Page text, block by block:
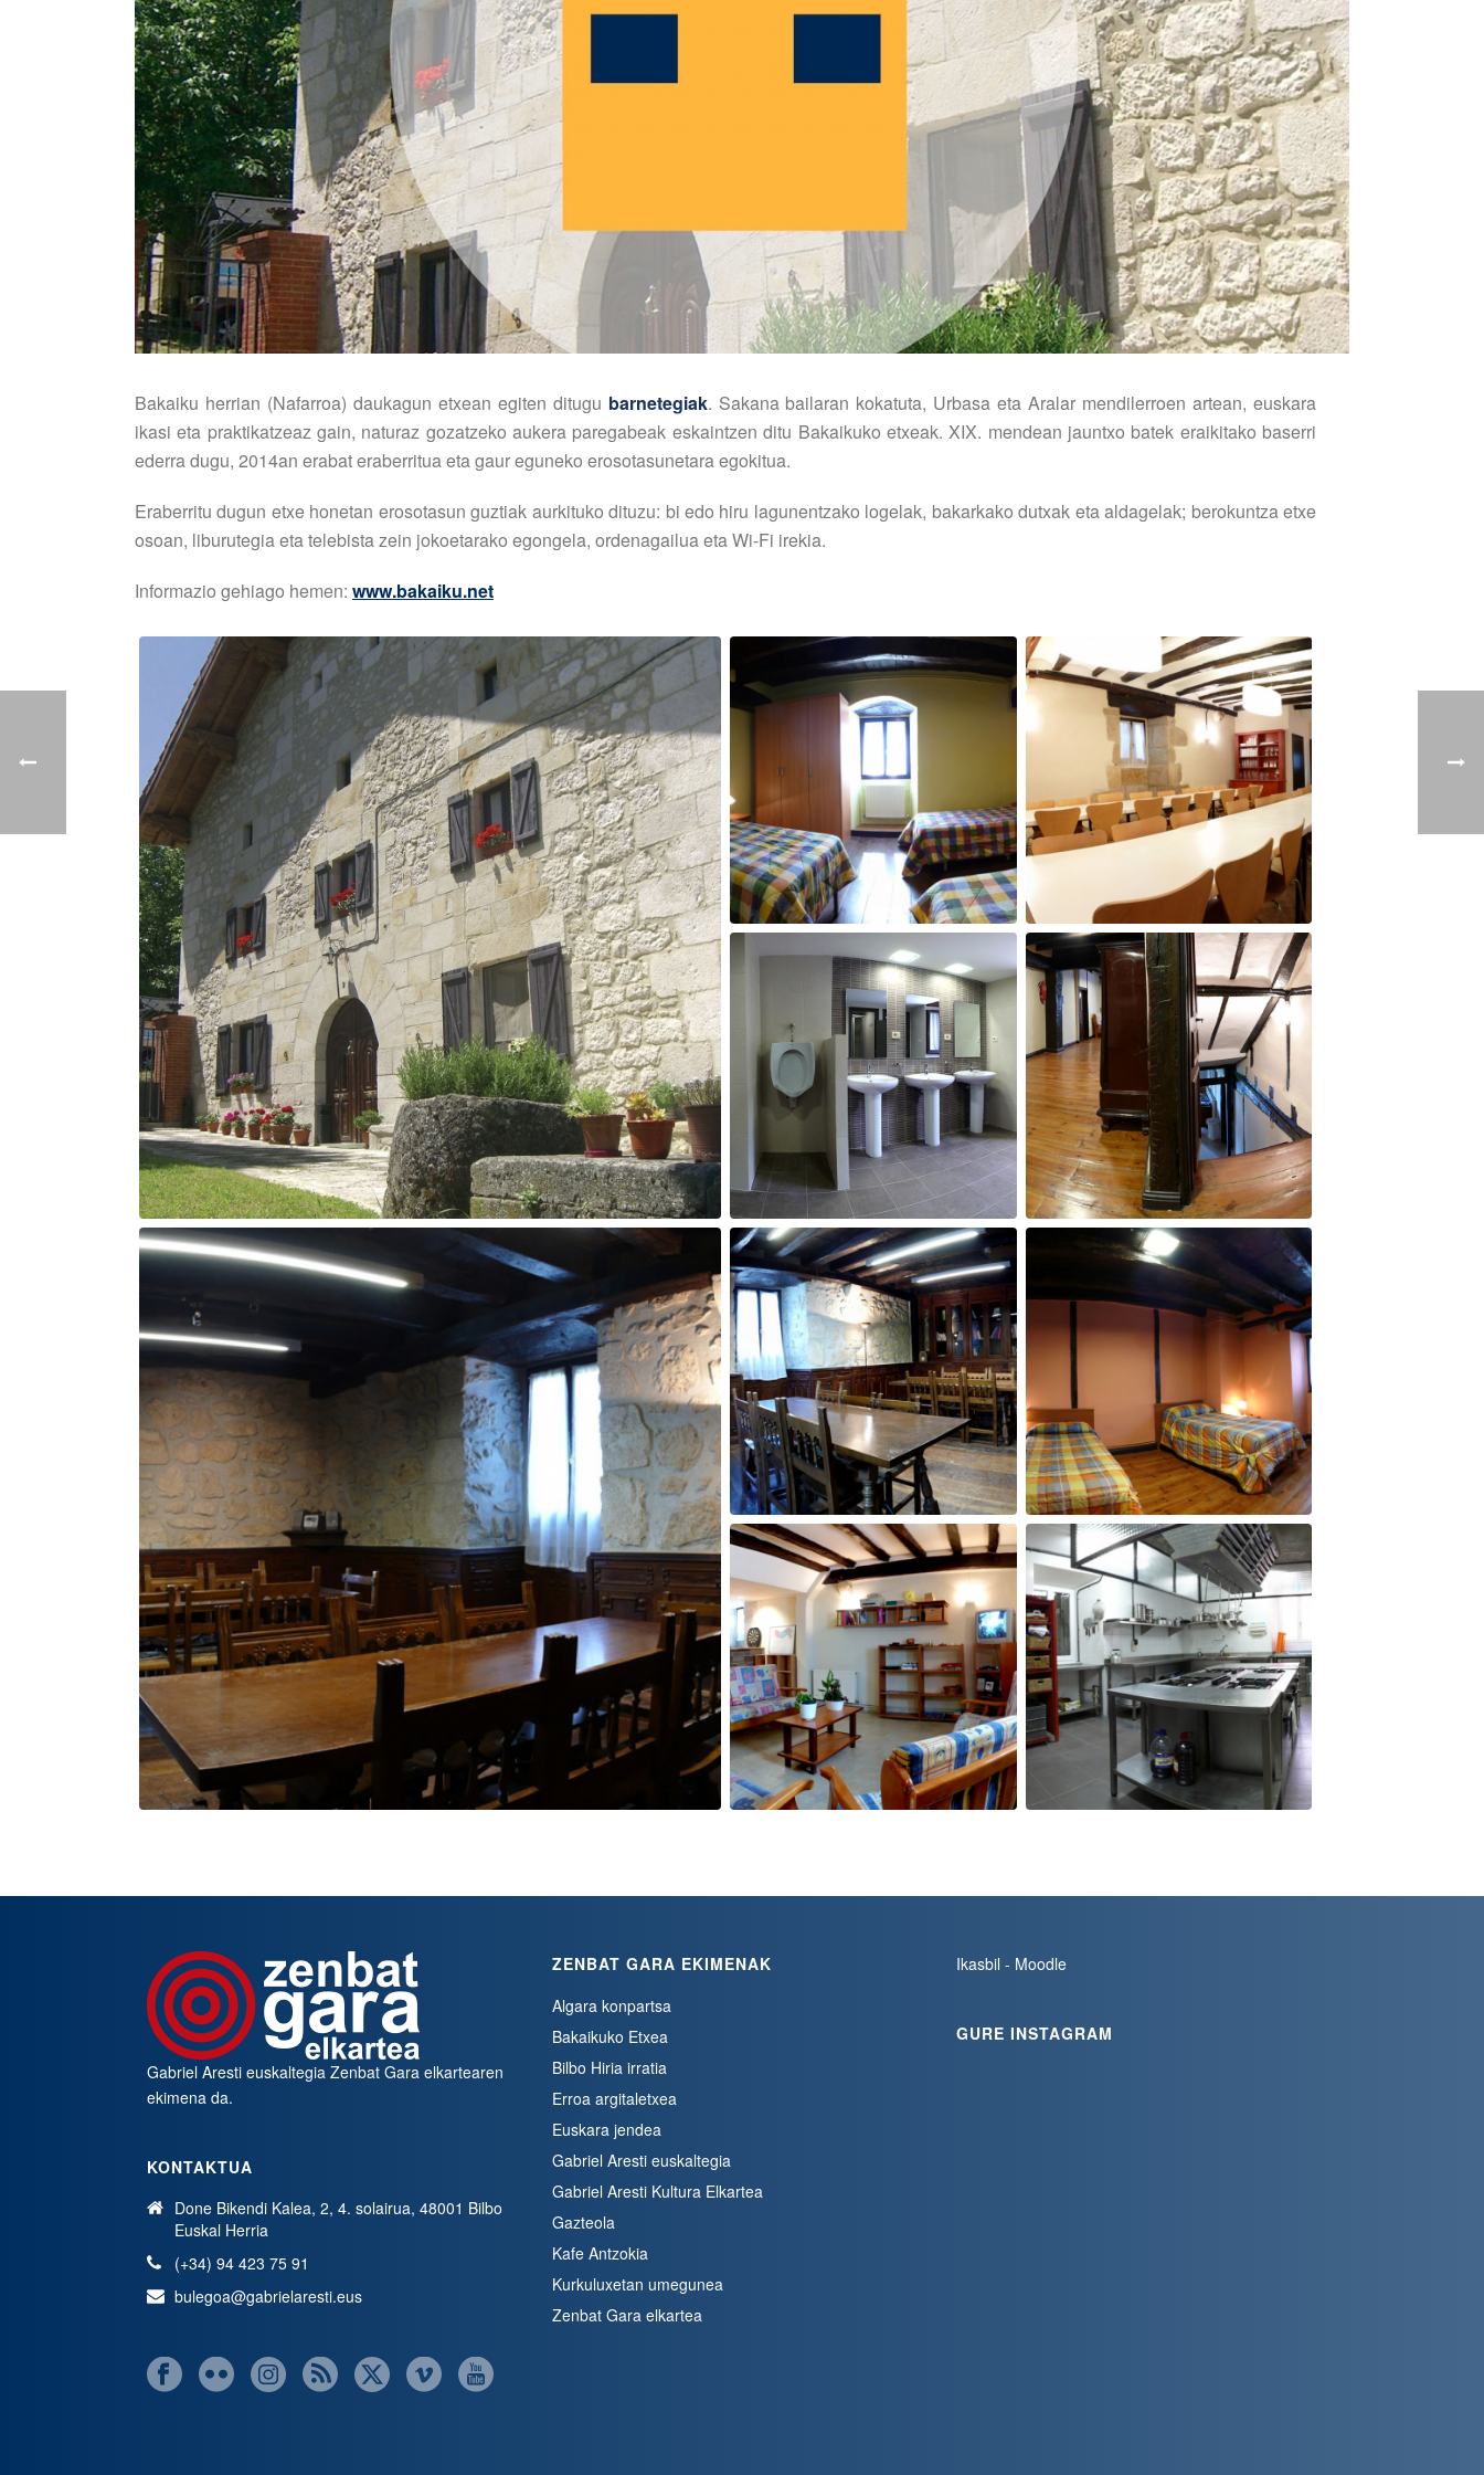
Bakaiku herrian (Nafarroa) daukagun etxean egiten ditugu barnetegiak. Sakana bailaran kokatuta, Urbasa eta Aralar mendilerroen artean, euskara
ikasi eta praktikatzeaz gain, naturaz gozatzeko aukera paregabeak eskaintzen ditu Bakaikuko etxeak. XIX. mendean jauntxo batek eraikitako baserri
ederra dugu, 2014an erabat eraberritua eta gaur eguneko erosotasunetara egokitua.
Eraberritu dugun etxe honetan erosotasun guztiak aurkituko dituzu: bi edo hiru lagunentzako logelak, bakarkako dutxak eta aldagelak; berokuntza etxe
osoan, liburutegia eta telebista zein jokoetarako egongela, ordenagailua eta Wi-Fi irekia.
Informazio gehiago hemen: www.bakaiku.net
Gabriel Aresti euskaltegia Zenbat Gara elkartearen
ekimena da.
KONTAKTUA
Done Bikendi Kalea, 2, 4. solairua, 48001 Bilbo
Euskal Herria
(+34) 94 423 75 91
bulegoa@gabrielaresti.eus
ZENBAT GARA EKIMENAK
Algara konpartsa
Bakaikuko Etxea
Bilbo Hiria irratia
Erroa argitaletxea
Euskara jendea
Gabriel Aresti euskaltegia
Gabriel Aresti Kultura Elkartea
Gazteola
Kafe Antzokia
Kurkuluxetan umegunea
Zenbat Gara elkartea
Ikasbil - Moodle
GURE INSTAGRAM